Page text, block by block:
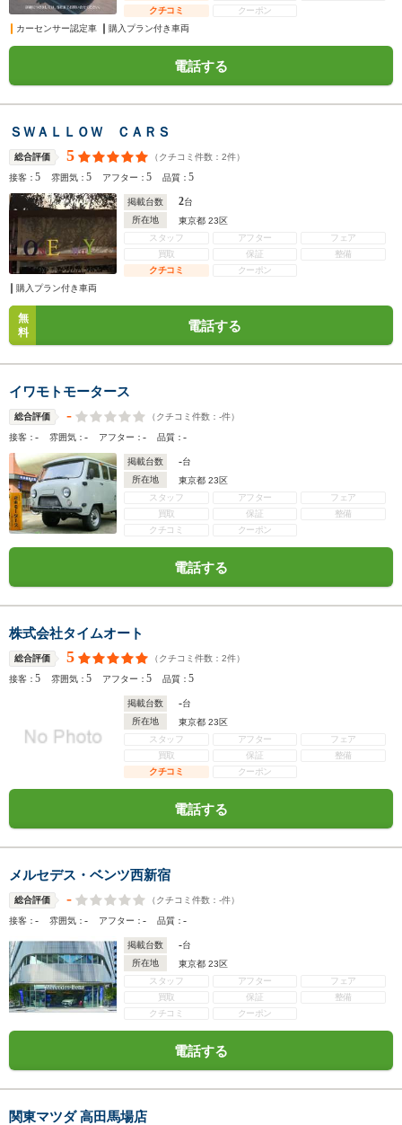
クチコミ
クーポン
カーセンサー認定車
購入プラン付き車両
電話する
ＳＷＡＬＬＯＷ ＣＡＲＳ
総合評価 5 （クチコミ件数： 2件）
接客：5 雰囲気：5 アフター：5 品質：5
掲載台数 2台
所在地
東京都 23区
スタッフ
アフター
フェア
買取
保証
整備
クチコミ
クーポン
購入プラン付き車両
無
料
電話する
イワモトモータース
総合評価 - （クチコミ件数： -件）
接客：- 雰囲気：- アフター：- 品質：-
掲載台数 -台
所在地
東京都 23区
スタッフ
アフター
フェア
買取
保証
整備
クチコミ
クーポン
電話する
株式会社タイムオート
総合評価 5 （クチコミ件数： 2件）
接客：5 雰囲気：5 アフター：5 品質：5
掲載台数 -台
所在地
東京都 23区
スタッフ
アフター
フェア
買取
保証
整備
クチコミ
クーポン
電話する
メルセデス・ベンツ西新宿
総合評価 - （クチコミ件数： -件）
接客：- 雰囲気：- アフター：- 品質：-
掲載台数 -台
所在地
東京都 23区
スタッフ
アフター
フェア
買取
保証
整備
クチコミ
クーポン
電話する
関東マツダ 高田馬場店